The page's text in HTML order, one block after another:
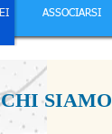
ASSOCIARSI
CHI SIAMO